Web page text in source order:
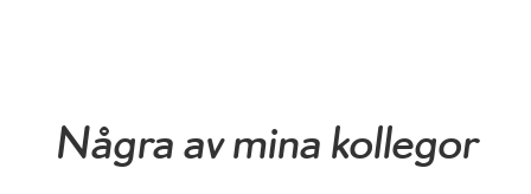
Några av mina kollegor